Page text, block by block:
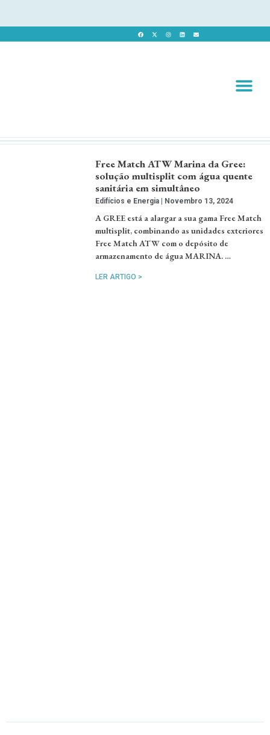
Free Match ATW Marina da Gree:
solução multisplit com água quente
sanitária em simultâneo
Edifícios e Energia Novembro 13, 2024
A GREE está a alargar a sua gama Free Match
multisplit, combinando as unidades exteriores
Free Match ATW com o depósito de
armazenamento de água MARINA. …
LER ARTIGO >